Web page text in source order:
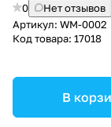
0
Нет отзывов
Артикул: WM-0002
Код товара: 17018
В